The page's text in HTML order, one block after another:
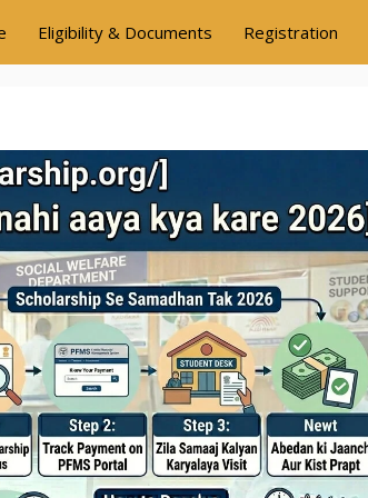
Eligibility & Documents Registration